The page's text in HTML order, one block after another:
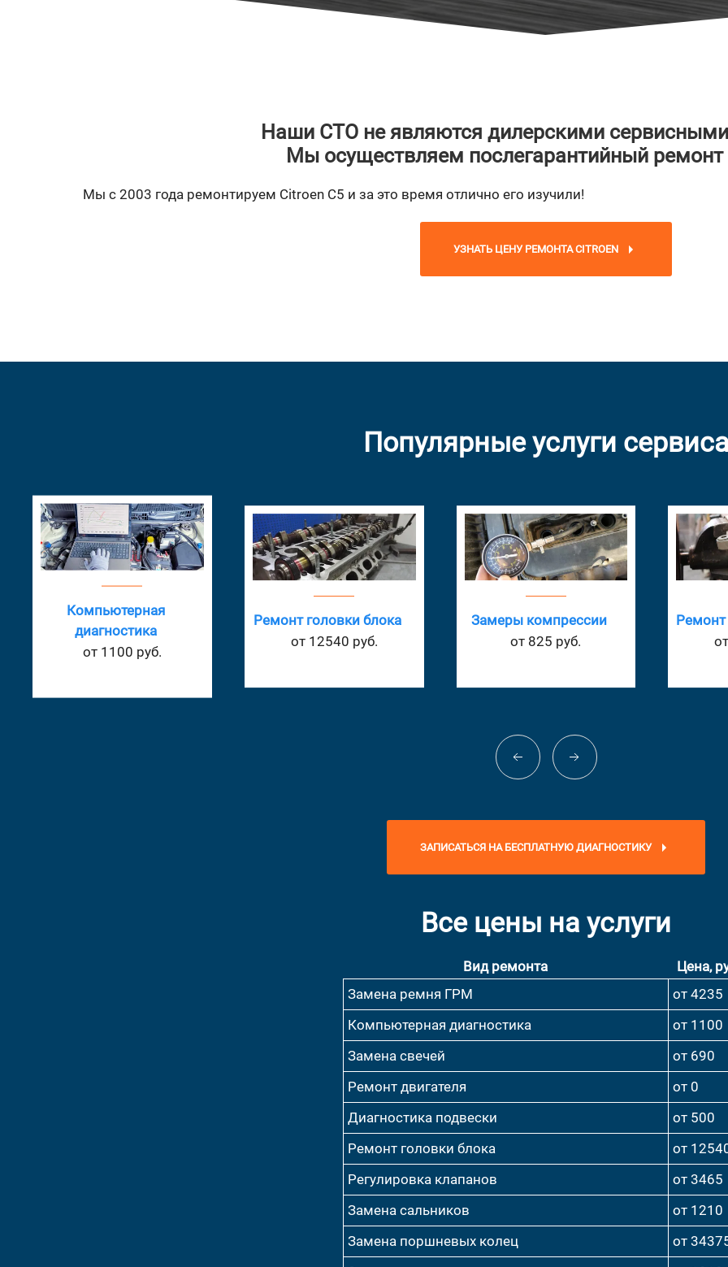
Наши СТО не являются дилерскими
Мы осуществляем послегарантийный ремонт
Мы с 2003 года ремонтируем Citroen C5 и за это время отлично его изучили!
УЗНАТЬ ЦЕНУ РЕМОНТА CITROEN
Популярные услуги
Ремонт головки блока
от 12540 руб.
Замеры компрессии
от 825 руб.
Ремонт рулевой рейки
от 16720 руб.
ЗАПИСАТЬСЯ НА БЕСПЛАТНУЮ ДИАГНОСТИКУ
Все цены на услуги
Вид ремонта
Цена,
Замена ремня ГРМ
от 4235
Компьютерная диагностика
от 1100
Замена свечей
от 690
Ремонт двигателя
от 0
Диагностика подвески
от 500
Ремонт головки блока
от
Регулировка клапанов
от 3465
Замена сальников
от 1210
Замена поршневых колец
от